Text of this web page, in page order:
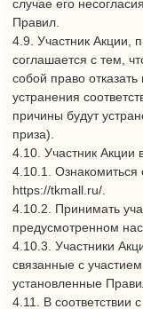
4.18. В случае несоответствия
Акции настоящих Правил,
Участником Акции и
4.19. Участник Акции не
обладателем приза, в случае
Акции действий Участника не
Акции, в том числе сбор чеков
третьими лицами.
4.20. Организатор Акции не
случае выявления
мошенничества Участника в
случае фальсификации и иных
мошенничества,
своему усмотрению.
4.21. Организатор Акции не
неполучение Участником Акции
востребования его
связи с истечением срока